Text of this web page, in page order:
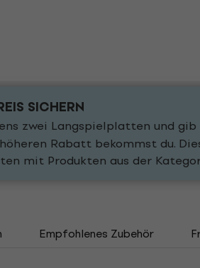
SICHERN
zwei Langspielplatten und
Rabatt bekommst du.
mit Produkten aus der
Empfohlenes Zubehör